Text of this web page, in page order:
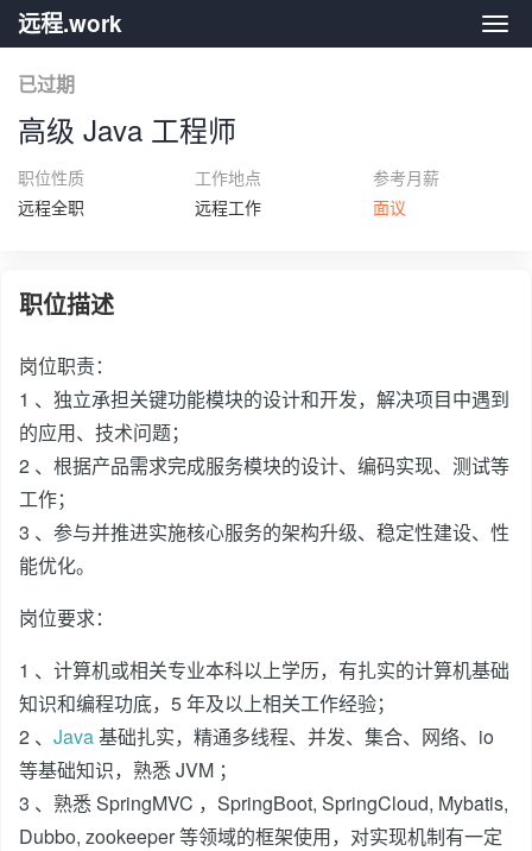
远
远程.work
已过期
高级 Java 工程师
职位性质
远程全职
工作地点
远程工作
参考月薪
面议
职位描述
岗位职责：
1 、独立承担关键功能模块的设计和开发，解决项目中遇到
的应用、技术问题；
2 、根据产品需求完成服务模块的设计、编码实现、测试等
工作；
3 、参与并推进实施核心服务的架构升级、稳定性建设、性
能优化。
岗位要求：
1 、计算机或相关专业本科以上学历，有扎实的计算机基础
知识和编程功底，5 年及以上相关工作经验；
2 、 Java基础扎实，精通多线程、并发、集合、网络、io
等基础知识，熟悉 JVM ；
3 、熟悉 SpringMVC ，SpringBoot, SpringCloud, Mybatis,
Dubbo, zookeeper 等领域的框架使用，对实现机制有一定